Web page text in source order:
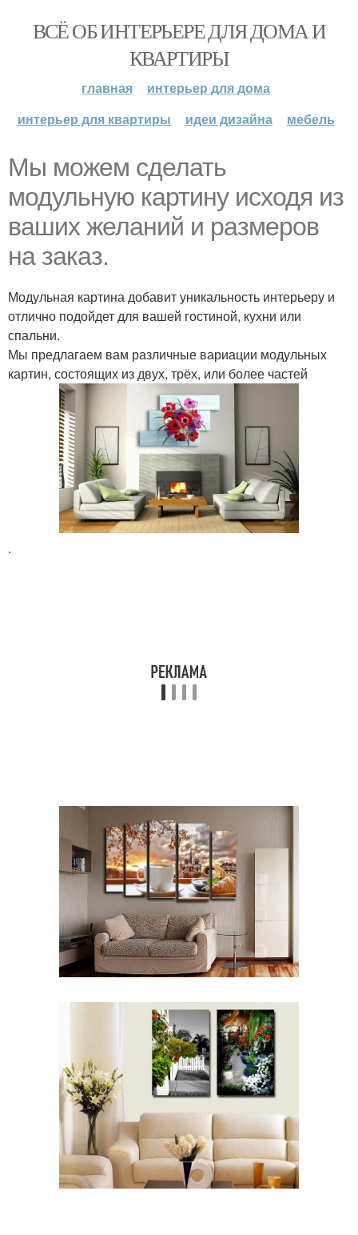
ВСЁ ОБ ИНТЕРЬЕРЕ ДЛЯ ДОМА И
КВАРТИРЫ
главная
интерьер для дома
интерьер для квартиры
идеи дизайна мебель
Мы можем сделать
модульную картину исходя из
ваших желаний и размеров
на заказ.
Модульная картина добавит уникальность интерьеру и
отлично подойдет для вашей гостиной, кухни или
спальни.
Мы предлагаем вам различные вариации модульных
картин, состоящих из двух, трёх, или более частей
.